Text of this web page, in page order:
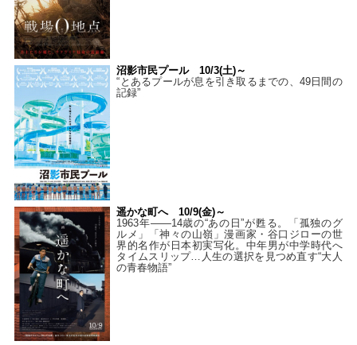
沼影市民プール 10/3(土)～
“とあるプールが息を引き取るまでの、49日間の
記録”
遥かな町へ 10/9(金)～
1963年――14歳の“あの日”が甦る。「孤独のグ
ルメ」「神々の山嶺」漫画家・谷口ジローの世
界的名作が日本初実写化。中年男が中学時代へ
タイムスリップ…人生の選択を見つめ直す“大人
の青春物語”